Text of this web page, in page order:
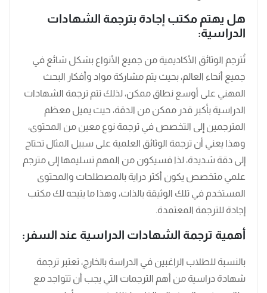
هل يهتم مكتب إجادة بترجمة الشهادات
الدراسية:
تُترجم الوثائق الأكاديمية من جميع الأنواع بشكل شائع في
جميع أنحاء العالم، بحيث يتم مشاركة مواد وأفكار البحث
المهني على أوسع نطاق ممكن، لذلك تتم ترجمة الشهادات
الدراسية بأكبر قدر ممكن من الدقة، حيث يميل معظم
المترجمين إلى التخصص في ترجمة نوع معين من المحتوى،
وهذا يعني أن ترجمة الوثائق العلمية على سبيل المثال تحتاج
إلى دقة شديدة، لذا فسيكون من المهم تسليمها إلى مترجم
علمي متخصص يكون أكثر دراية بالمصطلحات والمحتوى
المستخدم في تلك الوثيقة بالذات، وهذا ما يتيحه لك مكتب
إجادة للترجمة المعتمدة.
أهمية ترجمة الشهادات الدراسية عند السفر:
بالنسبة للطلاب الراغبين في الدراسة بالخارج، تعتبر ترجمة
شهادة دراسية من أهم الترجمات التي يجب أن تتواجد مع